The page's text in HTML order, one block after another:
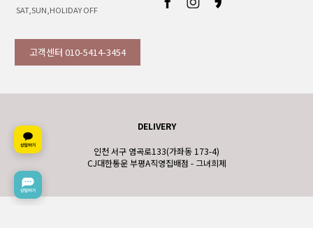
SAT,SUN,HOLIDAY OFF
고객센터 010-5414-3454
DELIVERY
인천 서구 염곡로133(가좌동 173-4)
CJ대한통운 부평A직영집배점 - 그녀희제